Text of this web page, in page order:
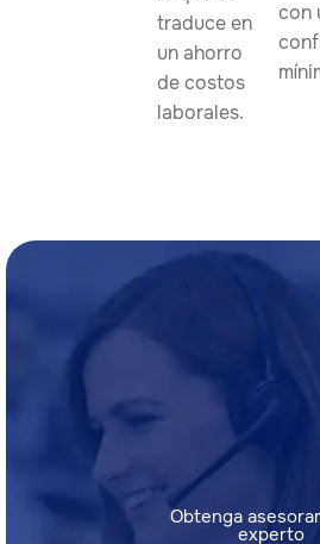
traduce en
un ahorro
de costos
laborales.
con
Obtenga
experto